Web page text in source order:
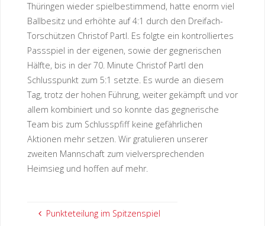
Thüringen wieder spielbestimmend, hatte enorm viel
Ballbesitz und erhöhte auf 4:1 durch den Dreifach-
Torschützen Christof Partl. Es folgte ein kontrolliertes
Passspiel in der eigenen, sowie der gegnerischen
Hälfte, bis in der 70. Minute Christof Partl den
Schlusspunkt zum 5:1 setzte. Es wurde an diesem
Tag, trotz der hohen Führung, weiter gekämpft und vor
allem kombiniert und so konnte das gegnerische
Team bis zum Schlusspfiff keine gefährlichen
Aktionen mehr setzen. Wir gratulieren unserer
zweiten Mannschaft zum vielversprechenden
Heimsieg und hoffen auf mehr.
Punkteteilung im Spitzenspiel